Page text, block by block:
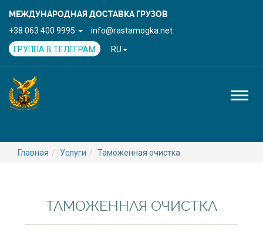
МЕЖДУНАРОДНАЯ ДОСТАВКА ГРУЗОВ
+38 063 400 9995
info@rastamogka.net
ГРУППА В ТЕЛЕГРАМ
RU
Главная Услуги Таможенная очистка
ТАМОЖЕННАЯ ОЧИСТКА